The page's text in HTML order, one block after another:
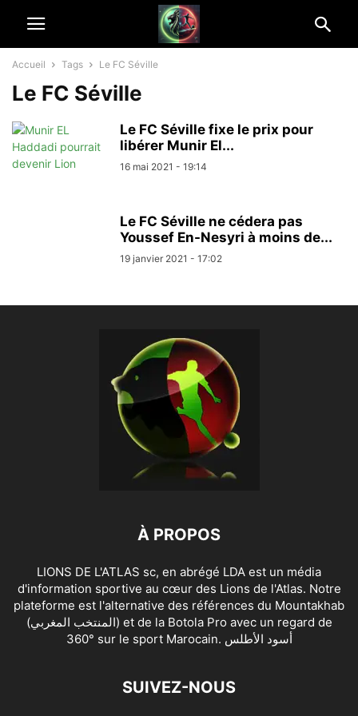
Accueil Tags Le FC Séville
Le FC Séville
Le FC Séville fixe le prix pour
libérer Munir El...
16 mai 2021 - 19:14
Le FC Séville ne cédera pas
Youssef En-Nesyri à moins de...
19 janvier 2021 - 17:02
À PROPOS
LIONS DE L'ATLAS sc, en abrégé LDA est un média
d'information sportive au cœur des Lions de l'Atlas. Notre
plateforme est l'alternative des références du Mountakhab
(المنتخب المغربي) et de la Botola Pro avec un regard de
360° sur le sport Marocain. أسود الأطلس
SUIVEZ-NOUS